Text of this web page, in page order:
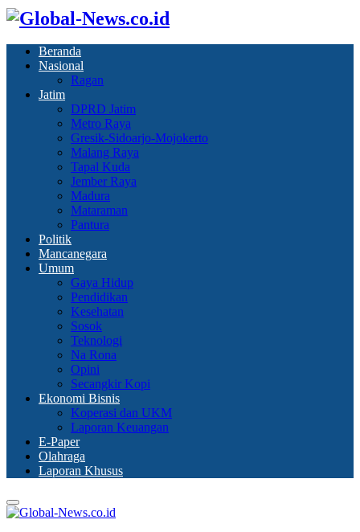
Beranda
Nasional
Ragan
Jatim
DPRD Jatim
Metro Raya
Gresik-Sidoarjo-Mojokerto
Malang Raya
Tapal Kuda
Jember Raya
Madura
Mataraman
Pantura
Politik
Mancanegara
Umum
Gaya Hidup
Pendidikan
Kesehatan
Sosok
Teknologi
Na Rona
Opini
Secangkir Kopi
Ekonomi Bisnis
Koperasi dan UKM
Laporan Keuangan
E-Paper
Olahraga
Laporan Khusus
Primary
Menu